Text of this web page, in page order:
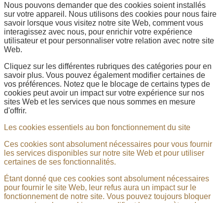
Nous pouvons demander que des cookies soient installés
sur votre appareil. Nous utilisons des cookies pour nous faire
savoir lorsque vous visitez notre site Web, comment vous
interagissez avec nous, pour enrichir votre expérience
utilisateur et pour personnaliser votre relation avec notre site
Web.
Cliquez sur les différentes rubriques des catégories pour en
savoir plus. Vous pouvez également modifier certaines de
vos préférences. Notez que le blocage de certains types de
cookies peut avoir un impact sur votre expérience sur nos
sites Web et les services que nous sommes en mesure
d'offrir.
Les cookies essentiels au bon fonctionnement du site
Ces cookies sont absolument nécessaires pour vous fournir
les services disponibles sur notre site Web et pour utiliser
certaines de ses fonctionnalités.
Étant donné que ces cookies sont absolument nécessaires
pour fournir le site Web, leur refus aura un impact sur le
fonctionnement de notre site. Vous pouvez toujours bloquer